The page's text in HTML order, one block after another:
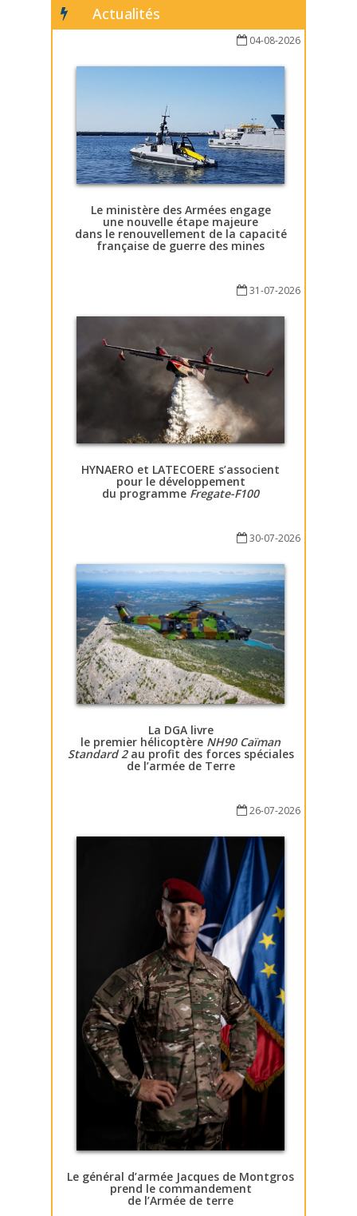
Actualités
04-08-2026
Le ministère des Armées engage
une nouvelle étape majeure
dans le renouvellement de la capacité
française de guerre des mines
31-07-2026
HYNAERO et LATECOERE s’associent
pour le développement
du programme Fregate-F100
30-07-2026
La DGA livre
le premier hélicoptère NH90 Caïman
Standard 2au profit des forces spéciales
de l’armée de Terre
26-07-2026
Le général d’armée Jacques de Montgros
prend le commandement
de l’Armée de terre